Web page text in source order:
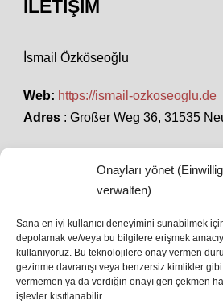
Onayları yönet
verwalten)
Sana en iyi kullanıcı deneyimini sunabilmek
depolamak ve/veya bu bilgilere erişmek
kullanıyoruz. Bu teknolojilere onay vermen
gezinme davranışı veya benzersiz kimlikler
vermemen ya da verdiğin onayı geri çekmen
işlevler kısıtlanabilir.
İLETIŞIM
İsmail Özköseoğlu
Web: https://ismail-ozkoseoglu.de
Adres : Großer Weg 36, 31535
SON HABERLER
İstanbul’da Avrupa Ligi
Villa Boğaz’da Tarih
08 May 2026